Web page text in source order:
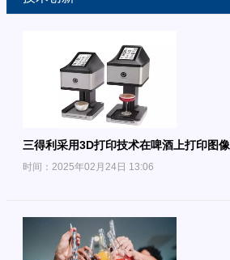
三得利采用3D打印技术在啤酒上打印图像
时间：2025年02月24日 13:06